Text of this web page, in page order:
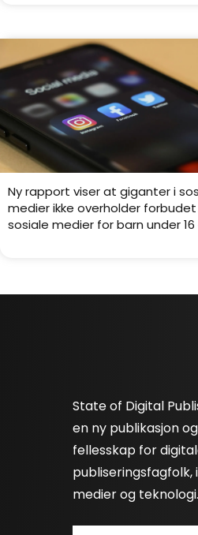
Ny rapport viser at giganter i
medier ikke overholder
sosiale medier for barn under 16
State of Digital
en ny publikasjon
fellesskap for
publiseringsfagfolk,
medier og teknologi.